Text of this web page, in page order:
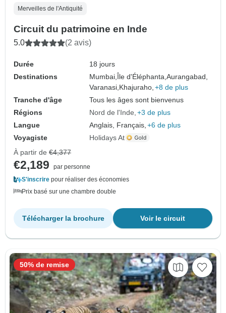
Merveilles de l'Antiquité
Circuit du patrimoine en Inde
5.0 (2 avis)
Durée
18 jours
Destinations
Mumbai, Île d'Éléphanta,Aurangabad,
Varanasi, Khajuraho, +8 de plus
Tranche d'âge
Tous les âges sont bienvenus
Régions
Nord de l'Inde +3 de plus
Langue
Anglais, Français, +6 de plus
Voyagiste
Holidays At
À partir de €4,377
€2,189
par personne
S'inscrire pour réaliser des économies
Prix basé sur une chambre double
Voir le circuit
Télécharger la brochure
50% de remise